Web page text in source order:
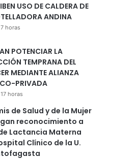
USO DE CALDERA DE
ANDINA
horas
POTENCIAR LA
TEMPRANA DEL
MEDIANTE ALIANZA
PRIVADA
horas
de Salud y de la Mujer
reconocimiento a
Lactancia Materna
Clínico de la U.